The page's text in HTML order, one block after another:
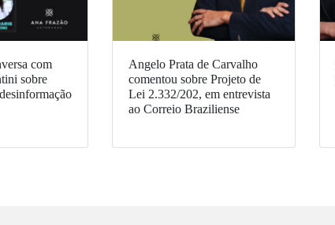
com
sobre
Angelo Prata de Carvalho
comentou sobre Projeto de
Lei 2.332/202, em entrevista
ao Correio Braziliense